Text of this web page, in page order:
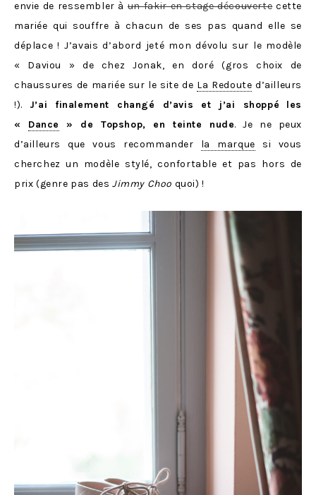
envie de ressembler àun fakir en stage découvertecette
mariée qui souffre à chacun de ses pas quand elle se
déplace ! J’avais d’abord jeté mon dévolu sur le modèle
« Daviou » de chez Jonak, en doré (gros choix de
chaussures de mariée sur le site de La Redoute d’ailleurs
!). J’ai finalement changé d’avis et j’ai shoppé
les
« Dance » de Topshop, en teinte nude. Je ne peux
d’ailleurs que vous recommander la marque si vous
cherchez un modèle stylé, confortable et pas hors de
prix (genre pas des Jimmy Choo quoi) !